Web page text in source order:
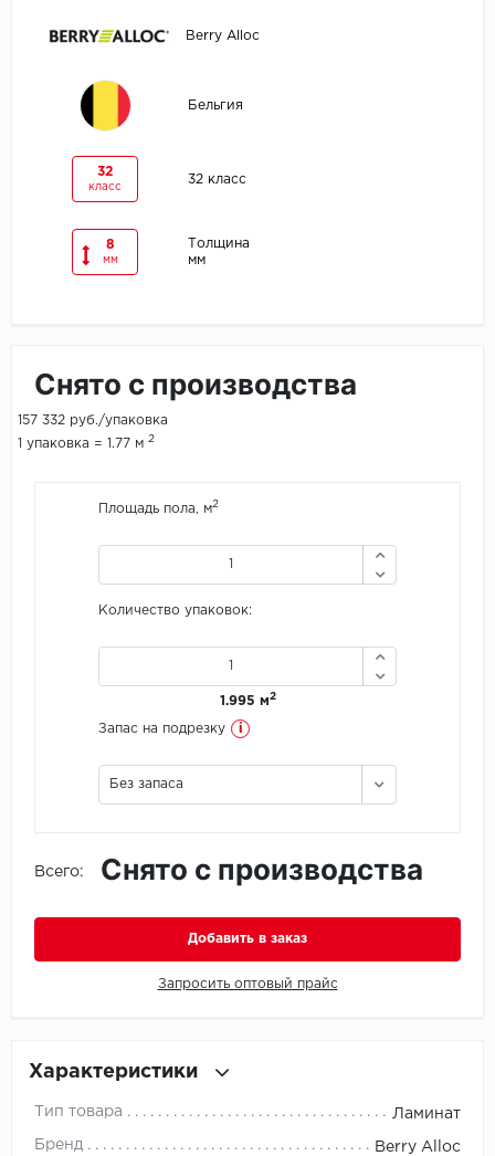
Forbo Allura Click
Jinan PDM
KDF
LG Decotile
Lucky Floor
Berry Alloc
Бельгия
32
класс
32 класс
8
мм
Толщина
мм
Снято с производства
157 332 руб./упаковка
1 упаковка = 1.77 м 2
Площадь пола, м2
Количество упаковок:
1.995 м2
Запас на подрезку i
Без запаса
Всего: Снято с производства
Добавить в заказ
Запросить оптовый прайс
Характеристики
Тип товара Ламинат
Бренд Berry Alloc